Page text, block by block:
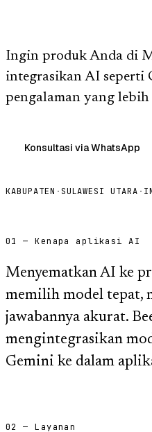
Ingin produk Anda di
integrasikan AI seperti
pengalaman yang lebih
Konsultasi via WhatsApp
KABUPATEN · SULAWESI UTARA ·
01 — Kenapa aplikasi AI
Menyematkan AI ke
memilih model tepat,
jawabannya akurat.
mengintegrasikan
Gemini ke dalam
02 — Layanan